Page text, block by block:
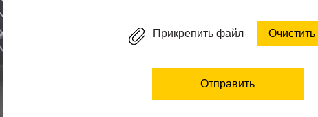
Прикрепить файл Очистить
Отправить